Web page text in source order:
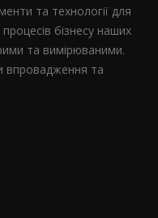
та технології для
бізнесу наших
та вимірюваними.
впровадження та